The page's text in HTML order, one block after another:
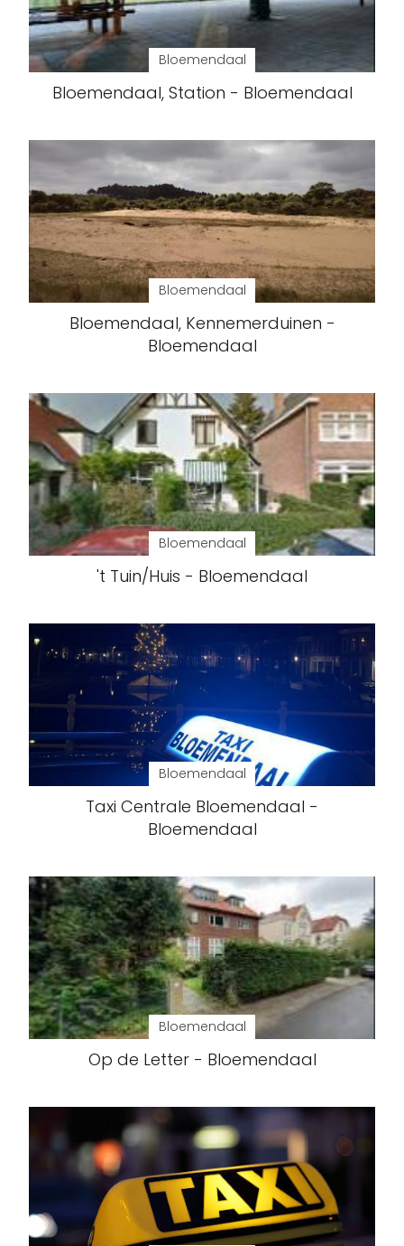
Bloemendaal
Bloemendaal, Station - Bloemendaal
Bloemendaal
Bloemendaal, Kennemerduinen -
Bloemendaal
Bloemendaal
't Tuin/Huis - Bloemendaal
Bloemendaal
Taxi Centrale Bloemendaal -
Bloemendaal
Bloemendaal
Op de Letter - Bloemendaal